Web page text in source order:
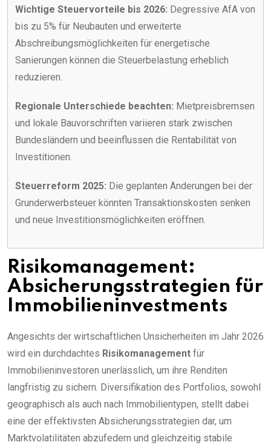
Wichtige Steuervorteile bis 2026: Degressive AfA von
bis zu 5% für Neubauten und erweiterte
Abschreibungsmöglichkeiten für energetische
Sanierungen können die Steuerbelastung erheblich
reduzieren.
Regionale Unterschiede beachten: Mietpreisbremsen
und lokale Bauvorschriften variieren stark zwischen
Bundesländern und beeinflussen die Rentabilität von
Investitionen.
Steuerreform 2025: Die geplanten Änderungen bei der
Grunderwerbsteuer könnten Transaktionskosten senken
und neue Investitionsmöglichkeiten eröffnen.
Risikomanagement:
Absicherungsstrategien für
Immobilieninvestments
Angesichts der wirtschaftlichen Unsicherheiten im Jahr 2026
wird ein durchdachtes Risikomanagement für
Immobilieninvestoren unerlässlich, um ihre Renditen
langfristig zu sichern. Diversifikation des Portfolios, sowohl
geographisch als auch nach Immobilientypen, stellt dabei
eine der effektivsten Absicherungsstrategien dar, um
Marktvolatilitäten abzufedern und gleichzeitig stabile